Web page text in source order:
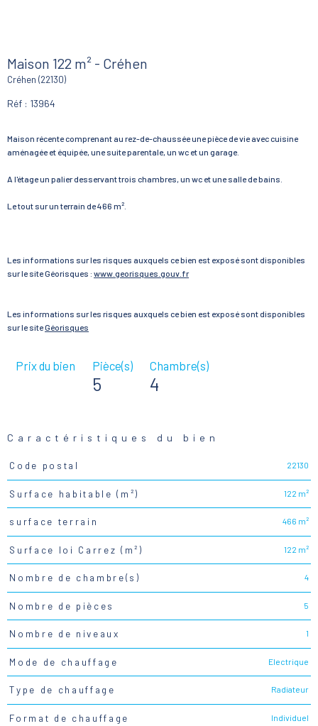
Maison 122 m² - Créhen
Créhen (22130)
Réf : 13964
Maison récente comprenant au rez-de-chaussée une pièce de vie avec cuisine
aménagée et équipée, une suite parentale, un wc et un garage.
A l'étage un palier desservant trois chambres, un wc et une salle de bains.
Le tout sur un terrain de 466 m².
Les informations sur les risques auxquels ce bien est exposé sont disponibles
sur le site Géorisques : www.georisques.gouv.fr
Les informations sur les risques auxquels ce bien est exposé sont disponibles
sur le siteGéorisques
Prix du bien Pièce(s)
5
Chambre(s)
4
Caractéristiques du bien
Caractéristiques
Code postal 22130
Surface habitable (m²) 122 m²
surface terrain 466 m²
Surface loi Carrez (m²) 122 m²
Nombre de chambre(s) 4
Nombre de pièces 5
Nombre de niveaux 1
Mode de chauffage Electrique
Type de chauffage Radiateur
Format de chauffage Individuel